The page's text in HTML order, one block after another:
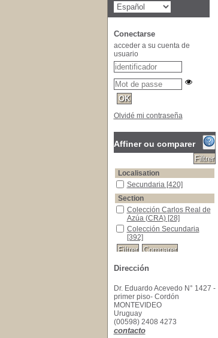
Conectarse
acceder a su cuenta de
usuario
Olvidé mi contraseña
Affiner ou comparer
Localisation
Secundaria [420]
Section
Colección Carlos Real de
Azúa (CRA) [28]
Colección Secundaria
[392]
Dirección
Dr. Eduardo Acevedo N° 1427 -
primer piso- Cordón
MONTEVIDEO
Uruguay
(00598) 2408 4273
contacto